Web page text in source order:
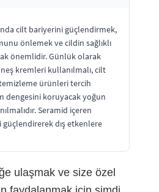
cilt bariyerini güçlendirmek,
önlemek ve cildin sağlıklı
önemlidir. Günlük olarak
kremleri kullanılmalı, cilt
ürünleri tercih
dengesini koruyacak yoğun
Seramid içeren
dış etkenlere
ulaşmak ve size özel